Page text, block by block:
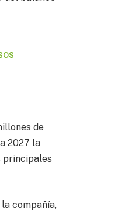
de
2027 la
principales
compañía,